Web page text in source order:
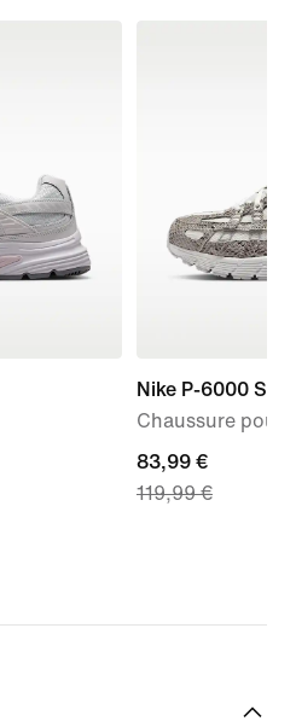
Nike P-6000 SE
Chaussure pour
current
price
119,99 €
83,99 €
119,99 €